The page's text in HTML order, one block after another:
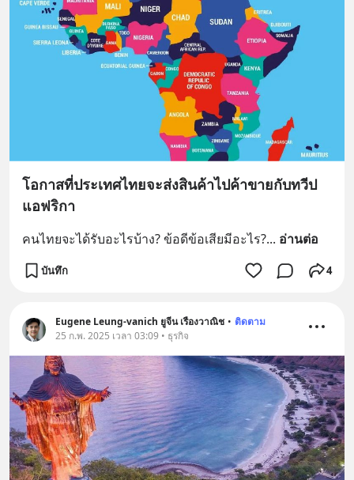
โอกาสที่ประเทศไทยจะส่งสินค้าไปค้าขายกับทวีป
แอฟริกา
คนไทยจะได้รับอะไรบ้าง? ข้อดีข้อเสียมีอะไร?... อ่านต่อ
บันทึก 4
Eugene Leung-vanich ยูจีน เรืองวาณิช • ติดตาม
25 ก.พ. 2025 เวลา 03:09 • ธุรกิจ